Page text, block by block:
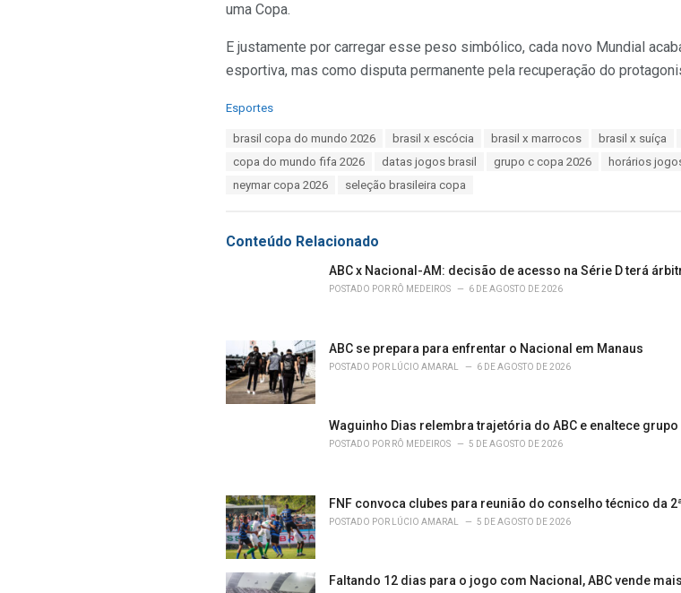
uma Copa.
E justamente por carregar esse peso simbólico, cada novo Mundial
esportiva, mas como disputa permanente pela recuperação do
C
e
Esportes
brasil copa do mundo 2026 brasil x escócia brasil x marrocos brasil x suíça
copa do mundo fifa 2026
datas jogos brasil grupo c copa 2026 horários
neymar copa 2026
seleção brasileira copa
Conteúdo Relacionado
ABC x Nacional-AM: decisão de acesso na Série D terá
POSTADO POR RÔ MEDEIROS 6 DE AGOSTO DE 2026
ABC se prepara para enfrentar o Nacional em Manaus
POSTADO POR LÚCIO AMARAL 6 DE AGOSTO DE 2026
Waguinho Dias relembra trajetória do ABC e enaltece grupo
POSTADO POR RÔ MEDEIROS 5 DE AGOSTO DE 2026
FNF convoca clubes para reunião do conselho técnico da
POSTADO POR LÚCIO AMARAL 5 DE AGOSTO DE 2026
Faltando 12 dias para o jogo com Nacional, ABC vende